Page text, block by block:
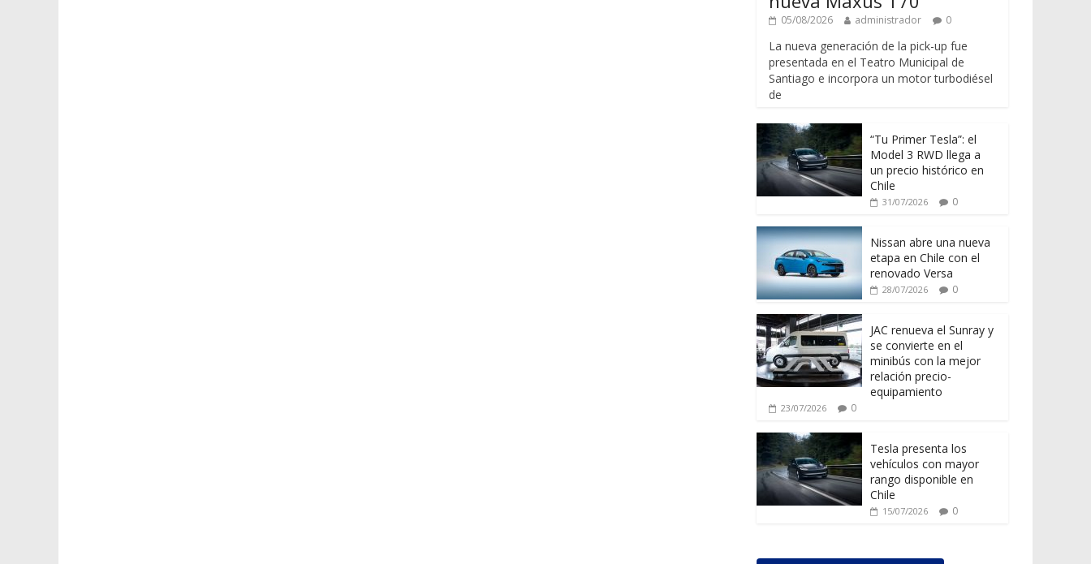
05/08/2026 administrador 0
La nueva generación de la pick-up fue
presentada en el Teatro Municipal de
Santiago e incorpora un motor turbodiésel
de
“Tu Primer Tesla”: el
Model 3 RWD llega a
un precio histórico en
Chile
31/07/2026 0
Nissan abre una nueva
etapa en Chile con el
renovado Versa
28/07/2026 0
JAC renueva el Sunray y
se convierte en el
minibús con la mejor
relación precio-
equipamiento
23/07/2026 0
Tesla presenta los
vehículos con mayor
rango disponible en
Chile
15/07/2026 0